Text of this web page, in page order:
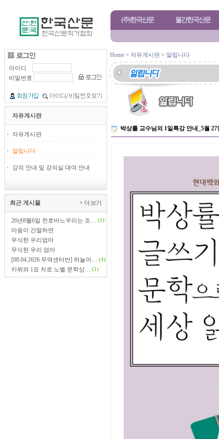
(주)한국산문 월간한국산문
아이디
비밀번호
자유게시판
자유게시판
알립니다
강의 안내 및 강의실 대여 안내
최근 게시물 더 보기
26년8월6일 천호바느우리는 조… (1)
마음이 간절하면
무식한 우리엄마
무식한 우리 엄마
[08.04.2026 무역센터반] 하늘아… (4)
카뮈와 1표 차로 노벨 문학상… (1)
Home > 자유게시판 > 알립니다
박상률 교수님의 1일특강 안내_5월